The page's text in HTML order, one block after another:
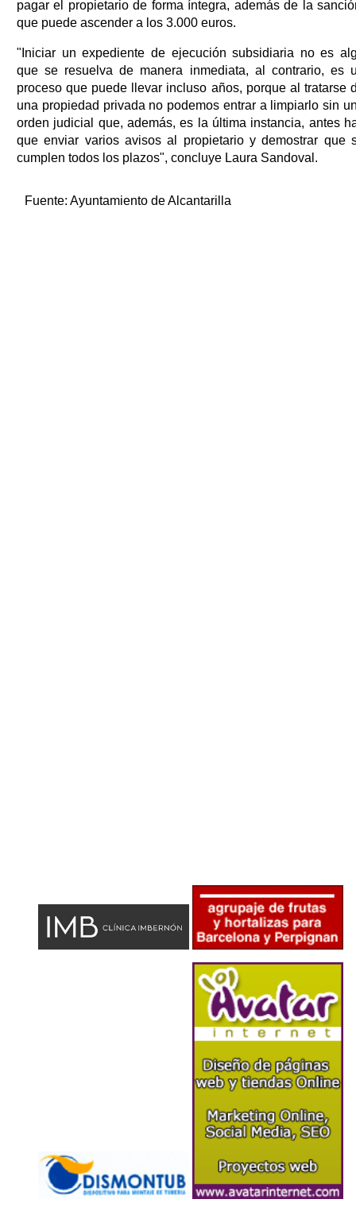
pagar el propietario de forma íntegra, además de la
que puede ascender a los 3.000 euros.
"Iniciar un expediente de ejecución subsidiaria no es
que se resuelva de manera inmediata, al contrario, es
proceso que puede llevar incluso años, porque al tratarse
una propiedad privada no podemos entrar a limpiarlo sin
orden judicial que, además, es la última instancia, antes
que enviar varios avisos al propietario y demostrar que
cumplen todos los plazos", concluye Laura Sandoval.
Fuente: Ayuntamiento de Alcantarilla